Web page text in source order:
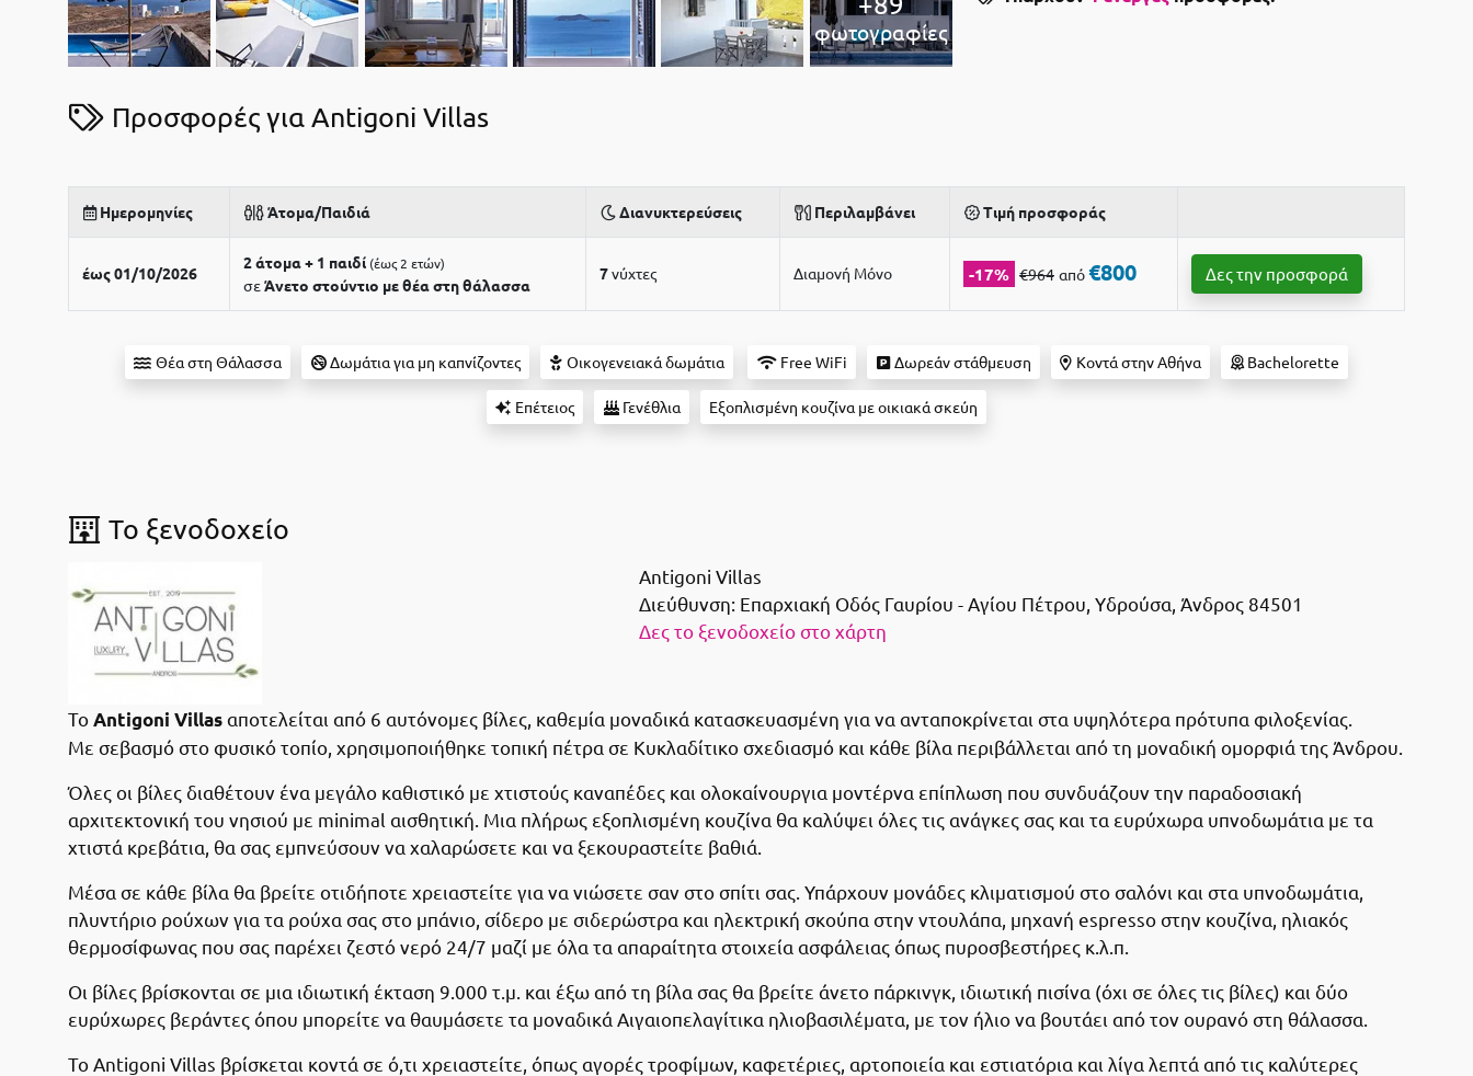
φωτογραφίες
Προσφορές για Antigoni Villas
Ημερομηνίες Άτομα/Παιδιά Διανυκτερεύσεις Περιλαμβάνει Τιμή προσφοράς
έως 01/10/2026
2 άτομα + 1 παιδί έως 2 ετών
σεΆνετο στούντιο με θέα στη θάλασσα
7νύχτες Διαμονή Μόνο -17% €964 από €800 Δες την προσφορά
Θέα στη Θάλασσα Δωμάτια για μη καπνίζοντες Οικογενειακά δωμάτια Free WiFi Δωρεάν στάθμευση Κοντά στην Αθήνα Bachelorette
Επέτειος Γενέθλια Εξοπλισμένη κουζίνα με οικιακά σκεύη
To ξενοδοχείο
Antigoni Villas
Διεύθυνση: Επαρχιακή Οδός Γαυρίου - Αγίου Πέτρου, Υδρούσα, Άνδρος 84501
Δες το ξενοδοχείο στο χάρτη
ΤοAntigoni Villasαποτελείται από 6 αυτόνομες βίλες, καθεμία μοναδικά κατασκευασμένη για να ανταποκρίνεται στα υψηλότερα πρότυπα φιλοξενίας.
Με σεβασμό στο φυσικό τοπίο, χρησιμοποιήθηκε τοπική πέτρα σε Κυκλαδίτικο σχεδιασμό και κάθε βίλα περιβάλλεται από τη μοναδική ομορφιά της Άνδρου.
Όλες οι βίλες διαθέτουν ένα μεγάλο καθιστικό με χτιστούς καναπέδες και ολοκαίνουργια μοντέρνα επίπλωση που συνδυάζουν την παραδοσιακή
αρχιτεκτονική του νησιού με minimal αισθητική. Μια πλήρως εξοπλισμένη κουζίνα θα καλύψει όλες τις ανάγκες σας και τα ευρύχωρα υπνοδωμάτια με τα
χτιστά κρεβάτια, θα σας εμπνεύσουν να χαλαρώσετε και να ξεκουραστείτε βαθιά.
Μέσα σε κάθε βίλα θα βρείτε οτιδήποτε χρειαστείτε για να νιώσετε σαν στο σπίτι σας. Υπάρχουν μονάδες κλιματισμού στο σαλόνι και στα υπνοδωμάτια,
πλυντήριο ρούχων για τα ρούχα σας στο μπάνιο, σίδερο με σιδερώστρα και ηλεκτρική σκούπα στην ντουλάπα, μηχανή espresso στην κουζίνα, ηλιακός
θερμοσίφωνας που σας παρέχει ζεστό νερό 24/7 μαζί με όλα τα απαραίτητα στοιχεία ασφάλειας όπως πυροσβεστήρες κ.λ.π.
Οι βίλες βρίσκονται σε μια ιδιωτική έκταση 9.000 τ.μ. και έξω από τη βίλα σας θα βρείτε άνετο πάρκινγκ, ιδιωτική πισίνα (όχι σε όλες τις βίλες) και δύο
ευρύχωρες βεράντες όπου μπορείτε να θαυμάσετε τα μοναδικά Αιγαιοπελαγίτικα ηλιοβασιλέματα, με τον ήλιο να βουτάει από τον ουρανό στη θάλασσα.
Το Antigoni Villas βρίσκεται κοντά σε ό,τι χρειαστείτε, όπως αγορές τροφίμων, καφετέριες, αρτοποιεία και εστιατόρια και λίγα λεπτά από τις καλύτερες